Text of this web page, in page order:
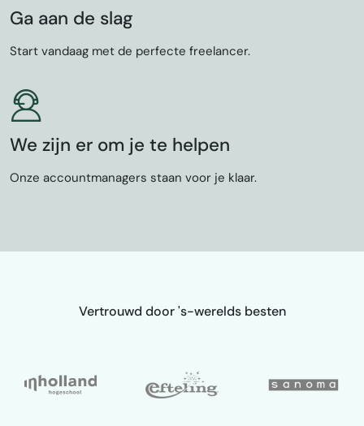
Ga aan de slag
Start vandaag met de perfecte freelancer.
We zijn er om je te helpen
Onze accountmanagers staan voor je klaar.
Vertrouwd door 's-werelds besten